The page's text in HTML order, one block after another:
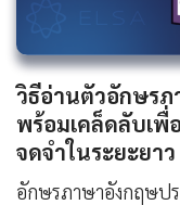
วิธีอ่านตัวอักษรภ
พร้อมเคล็ดลับเพื่
จดจำในระยะยาว
อักษรภาษาอังกฤษป